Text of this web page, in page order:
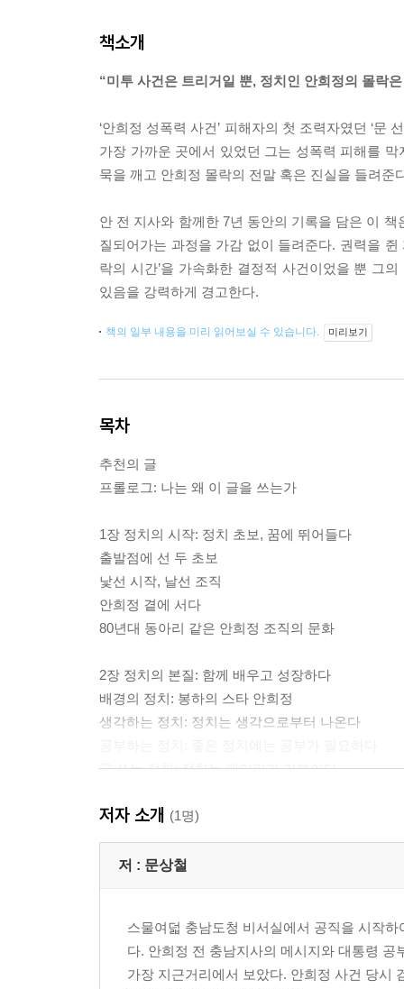
책소개
“미투 사건은 트리거일 뿐, 정치인 안희정의 몰락
‘안희정 성폭력 사건’ 피해자의 첫 조력자였던 ‘
가장 가까운 곳에서 있었던 그는 성폭력 피해를
묵을 깨고 안희정 몰락의 전말 혹은 진실을 들려준
안 전 지사와 함께한 7년 동안의 기록을 담은 이
질되어가는 과정을 가감 없이 들려준다. 권력을 쥔
락의 시간’을 가속화한 결정적 사건이었을 뿐 그
있음을 강력하게 경고한다.
책의 일부 내용을 미리 읽어보실 수 있습니다. 미리보기
목차
추천의 글
프롤로그: 나는 왜 이 글을 쓰는가
1장 정치의 시작: 정치 초보, 꿈에 뛰어들다
출발점에 선 두 초보
낯선 시작, 날선 조직
안희정 곁에 서다
80년대 동아리 같은 안희정 조직의 문화
2장 정치의 본질: 함께 배우고 성장하다
배경의 정치: 봉하의 스타 안희정
생각하는 정치: 정치는 생각으로부터 나온다
글 쓰는 정치: 정치는 페이퍼가 기본이다
데이터 정치: 숫자로 도민의 마음을 읽다
3장 정치의 현실: 서서히 침식되다
위선을 감춰줄 Good Cop, Bad Cop 역할 나누기
티 안 나는 더 높은 수준의 의전
보살핌의 진화: 수행비서 매뉴얼의 병폐
저자 소개 (1명)
저 : 문상철
스물여덟 충남도청 비서실에서 공직을 시작
다. 안희정 전 충남지사의 메시지와 대통령
가장 지근거리에서 보았다. 안희정 사건 당시